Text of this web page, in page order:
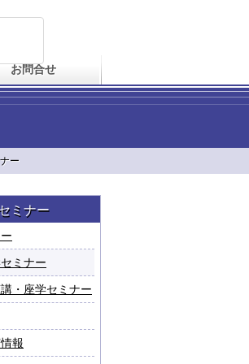
お問合せ
ー
ミナー
ミナー
・座学セミナー
報